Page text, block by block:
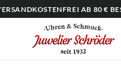
AB 80 €